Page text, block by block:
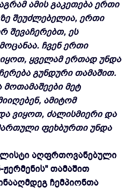
ამის გაკეთება ერთი
შეუძლებელია, ერთი
შევაჩერებთ, ეს
ჩვენ ერთი
ყველამ ერთად უნდა
გუნდური თამაშით.
მოთამაშეები მეტ
ამიტომ
ვიყოთ, ძალისმიერი და
ფეხბურთი უნდა
აღფრთოვანებული
თამაშით
ჩემპიონთა